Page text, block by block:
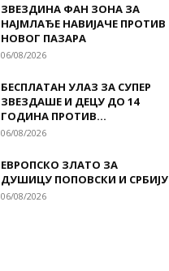
ЗВЕЗДИНА ФАН ЗОНА ЗА
НАЈМЛАЂЕ НАВИЈАЧЕ ПРОТИВ
НОВОГ ПАЗАРА
06/08/2026
БЕСПЛАТАН УЛАЗ ЗА СУПЕР
ЗВЕЗДАШЕ И ДЕЦУ ДО 14
ГОДИНА ПРОТИВ...
06/08/2026
ЕВРОПСКО ЗЛАТО ЗА
ДУШИЦУ ПОПОВСКИ И СРБИЈУ
06/08/2026